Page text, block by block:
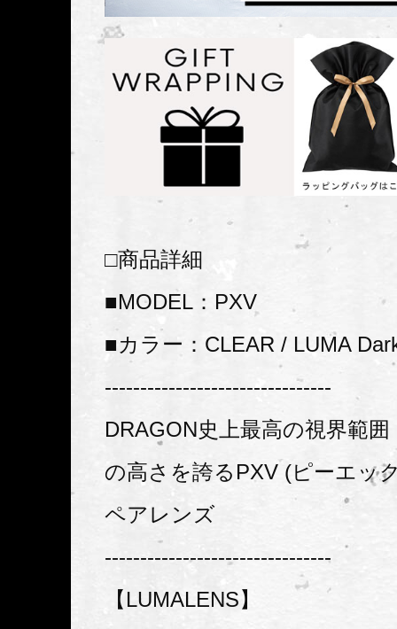
□商品詳細
■MODEL：PXV
■カラー：CLEAR / LUMA
--------------------------------
DRAGON史上最高の視界範
の高さを誇るPXV (ピーエッ
ペアレンズ
--------------------------------
【LUMALENS】